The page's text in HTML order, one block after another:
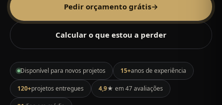
Pedir orçamento grátis→
Calcular o que estou a perder
Disponível para novos projetos 15+anos de experiência
120+projetos entregues 4,9★ em 47 avaliações